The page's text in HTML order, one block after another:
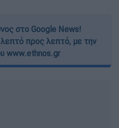
στο Google News!
λεπτό προς λεπτό, με την
www.ethnos.gr